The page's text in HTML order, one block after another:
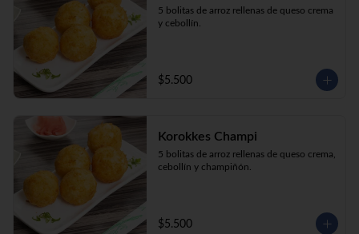
5 bolitas de arroz rellenas de queso crema
y cebollín.
$5.500
Korokkes Champi
5 bolitas de arroz rellenas de queso crema,
cebollín y champiñón.
$5.500